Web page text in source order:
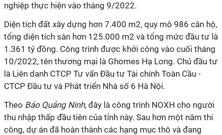
nghiệp thực hiện vào tháng 9/2022.
Diện tích đất xây dựng hơn 7.400 m2, quy mô 986 căn hộ,
tổng diện tích sàn hơn 125.000 m2 và tổng mức đầu tư là
1.361 tỷ đồng. Công trình được khởi công vào cuối tháng
10/2022, tên thương mại là Ghomes Hạ Long. Chủ đầu tư
là Liên danh CTCP Tư vấn Đầu tư Tài chính Toàn Cầu -
CTCP Đầu tư và Phát triển Nhà số 6 Hà Nội.
Theo Báo Quảng Ninh, đây là công trình NOXH cho người
thu nhập thấp đầu tiên của tỉnh này. Sau hơn một năm thi
công, dự án đã hoàn thành các hạng mục thô và đang